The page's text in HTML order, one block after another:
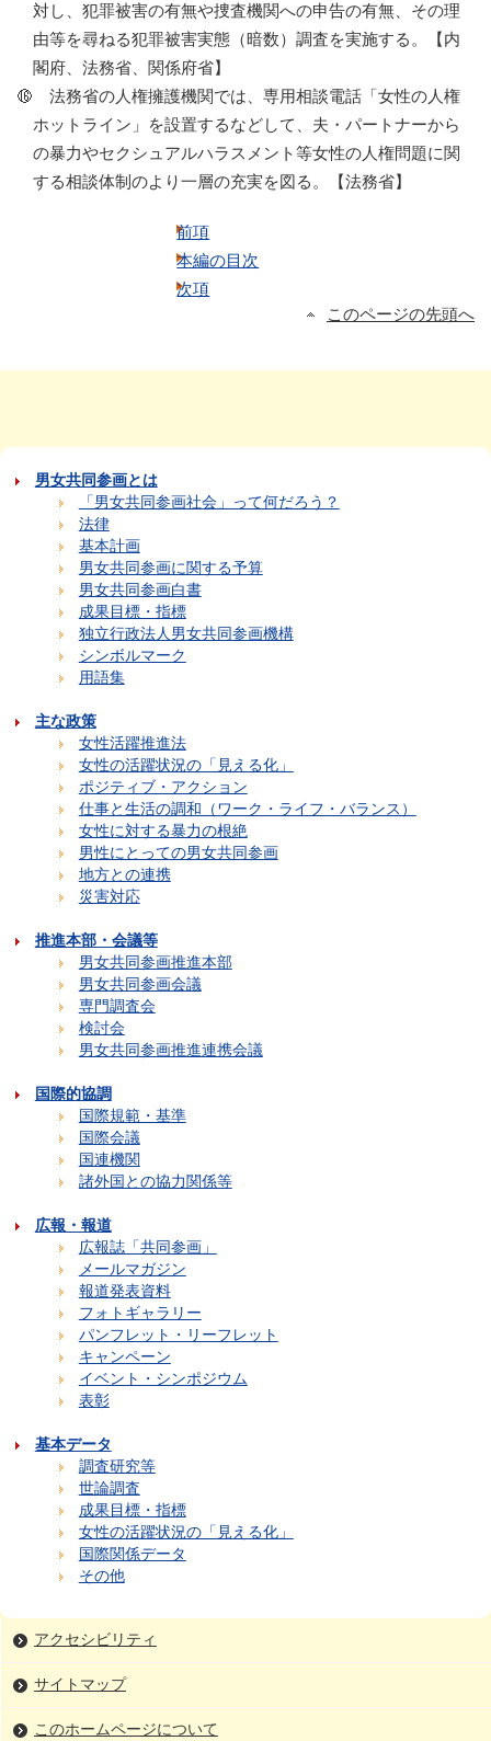
対し、犯罪被害の有無や捜査機関への申告の有無、その理
由等を尋ねる犯罪被害実態（暗数）調査を実施する。【内
閣府、法務省、関係府省】
法務省の人権擁護機関では、専用相談電話「女性の人権
ホットライン」を設置するなどして、夫・パートナーから
の暴力やセクシュアルハラスメント等女性の人権問題に関
する相談体制のより一層の充実を図る。【法務省】
前項
本編の目次
次項
このページの先頭へ